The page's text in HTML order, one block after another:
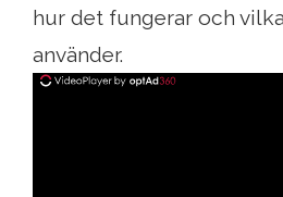
hur det fungerar och
använder.